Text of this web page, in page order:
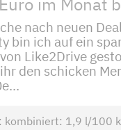
nach neuen
bin ich auf ein
Like2Drive
den schicken
kombiniert: 1,9 l/100